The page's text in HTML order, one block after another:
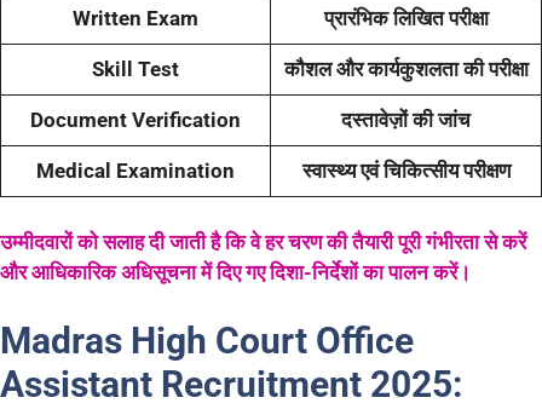
Written Exam प्रारंभिक लिखित परीक्षा
Skill Test कौशल और कार्यकुशलता की परीक्षा
Document Verification दस्तावेज़ों की जांच
Medical Examination स्वास्थ्य एवं चिकित्सीय परीक्षण
उम्मीदवारों को सलाह दी जाती है कि वे हर चरण की तैयारी पूरी गंभीरता से करें
और आधिकारिक अधिसूचना में दिए गए दिशा-निर्देशों का पालन करें।
Madras High Court Office
Assistant Recruitment 2025: